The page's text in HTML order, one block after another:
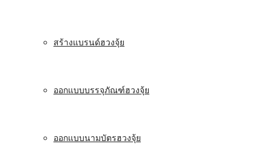
สร้างแบรนด์ฮวงจุ้ย
ออกแบบบรรจุภัณฑ์ฮวงจุ้ย
ออกแบบนามบัตรฮวงจุ้ย